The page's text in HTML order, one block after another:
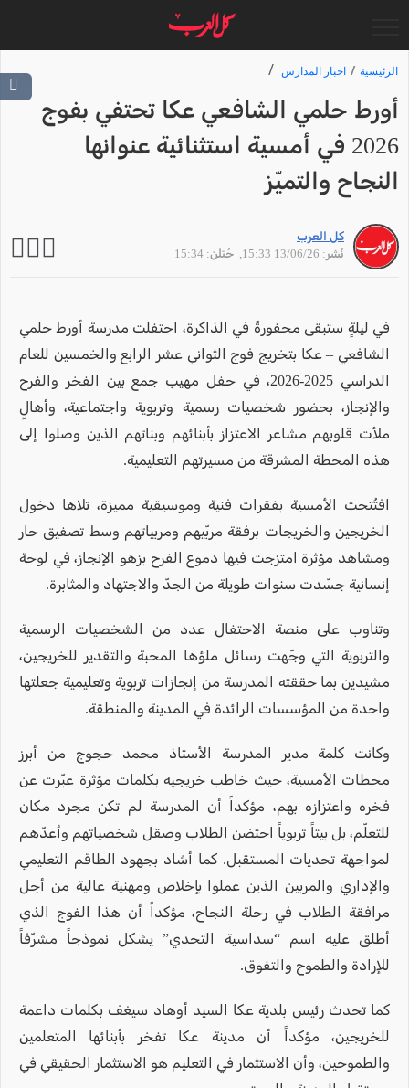
الرئيسية اخبار المدارس
أورط حلمي الشافعي عكا تحتفي بفوج
2026 في أمسية استثنائية عنوانها
النجاح والتميّز
كل العرب
نُشر: 13/06/26 15:33
, حُتلن: 15:34
في ليلةٍ ستبقى محفورةً في الذاكرة، احتفلت مدرسة أورط حلمي
الشافعي – عكا بتخريج فوج الثواني عشر الرابع والخمسين للعام
الدراسي 2025-2026، في حفل مهيب جمع بين الفخر والفرح
والإنجاز، بحضور شخصيات رسمية وتربوية واجتماعية، وأهالٍ
ملأت قلوبهم مشاعر الاعتزاز بأبنائهم وبناتهم الذين وصلوا إلى
هذه المحطة المشرقة من مسيرتهم التعليمية.
افتُتحت الأمسية بفقرات فنية وموسيقية مميزة، تلاها دخول
الخريجين والخريجات برفقة مربّيهم ومربياتهم وسط تصفيق حار
ومشاهد مؤثرة امتزجت فيها دموع الفرح بزهو الإنجاز، في لوحة
إنسانية جسّدت سنوات طويلة من الجدّ والاجتهاد والمثابرة.
وتناوب على منصة الاحتفال عدد من الشخصيات الرسمية
والتربوية التي وجّهت رسائل ملؤها المحبة والتقدير للخريجين،
مشيدين بما حققته المدرسة من إنجازات تربوية وتعليمية جعلتها
واحدة من المؤسسات الرائدة في المدينة والمنطقة.
وكانت كلمة مدير المدرسة الأستاذ محمد حجوج من أبرز
محطات الأمسية، حيث خاطب خريجيه بكلمات مؤثرة عبّرت عن
فخره واعتزازه بهم، مؤكداً أن المدرسة لم تكن مجرد مكان
للتعلّم، بل بيتاً تربوياً احتضن الطلاب وصقل شخصياتهم وأعدّهم
لمواجهة تحديات المستقبل. كما أشاد بجهود الطاقم التعليمي
والإداري والمربين الذين عملوا بإخلاص ومهنية عالية من أجل
مرافقة الطلاب في رحلة النجاح، مؤكداً أن هذا الفوج الذي
أطلق عليه اسم “سداسية التحدي” يشكل نموذجاً مشرّفاً
للإرادة والطموح والتفوق.
كما تحدث رئيس بلدية عكا السيد أوهاد سيغف بكلمات داعمة
للخريجين، مؤكداً أن مدينة عكا تفخر بأبنائها المتعلمين
والطموحين، وأن الاستثمار في التعليم هو الاستثمار الحقيقي في